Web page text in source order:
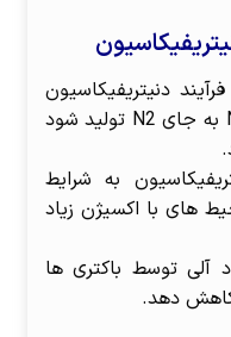
دنیتریفیکاسیون
ناقص باشد، ممکن است گاز N2O به جای N2 تولید شود
به شرایط
های با اکسیژن زیاد
توسط باکتری ها
دهد.